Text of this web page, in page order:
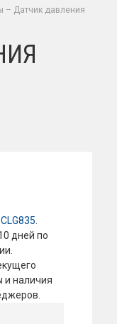
– Датчик давления
CLG835
дней по
и наличия